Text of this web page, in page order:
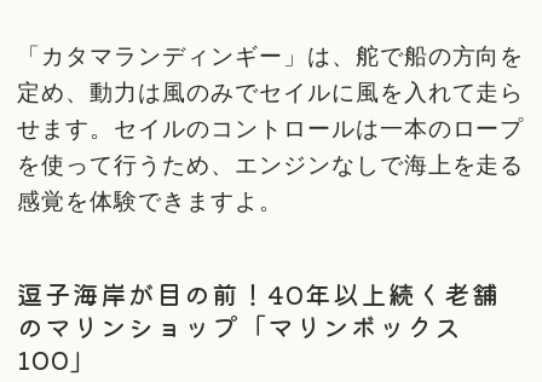
「カタマランディンギー」は、舵で船の方向を
定め、動力は風のみでセイルに風を入れて走ら
せます。セイルのコントロールは一本のロープ
を使って行うため、エンジンなしで海上を走る
感覚を体験できますよ。
逗子海岸が目の前！40年以上続く老舗
のマリンショップ「マリンボックス
100」